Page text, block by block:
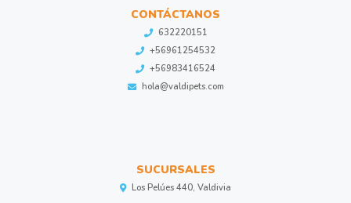
CONTÁCTANOS
632220151
+56961254532
+56983416524
hola@valdipets.com
SUCURSALES
Los Pelúes 440, Valdivia